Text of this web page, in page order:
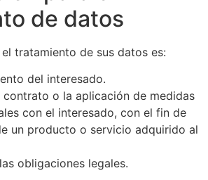
de datos
tratamiento de sus datos es:
del interesado.
contrato o la aplicación de medidas
con el interesado, con el fin de
un producto o servicio adquirido al
obligaciones legales.